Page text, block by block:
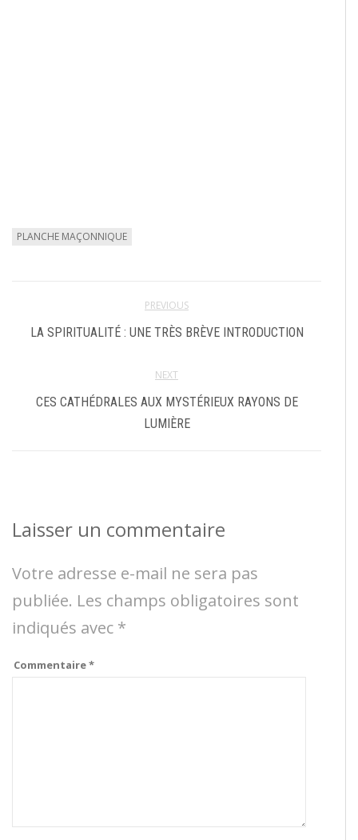
PLANCHE MAÇONNIQUE
PREVIOUS
LA SPIRITUALITÉ : UNE TRÈS BRÈVE INTRODUCTION
NEXT
CES CATHÉDRALES AUX MYSTÉRIEUX RAYONS DE
LUMIÈRE
Laisser un commentaire
Votre adresse e-mail ne sera pas
publiée. Les champs obligatoires sont
indiqués avec *
Commentaire*